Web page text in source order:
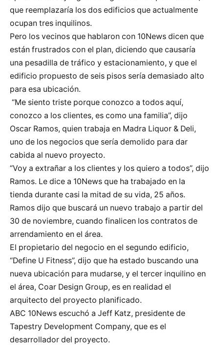
que reemplazaría los dos edificios que actualmente
ocupan tres inquilinos.
Pero los vecinos que hablaron con 10News dicen que
están frustrados con el plan, diciendo que causaría
una pesadilla de tráfico y estacionamiento, y que el
edificio propuesto de seis pisos sería demasiado alto
para esa ubicación.
“Me siento triste porque conozco a todos aquí,
conozco a los clientes, es como una familia”, dijo
Oscar Ramos, quien trabaja en Madra Liquor & Deli,
uno de los negocios que sería demolido para dar
cabida al nuevo proyecto.
“Voy a extrañar a los clientes y los quiero a todos”, dijo
Ramos. Le dice a 10News que ha trabajado en la
tienda durante casi la mitad de su vida, 25 años.
Ramos dijo que buscará un nuevo trabajo a partir del
30 de noviembre, cuando finalicen los contratos de
arrendamiento en el área.
El propietario del negocio en el segundo edificio,
“Define U Fitness”, dijo que ha estado buscando una
nueva ubicación para mudarse, y el tercer inquilino en
el área, Coar Design Group, es en realidad el
arquitecto del proyecto planificado.
ABC 10News escuchó a Jeff Katz, presidente de
Tapestry Development Company, que es el
desarrollador del proyecto.